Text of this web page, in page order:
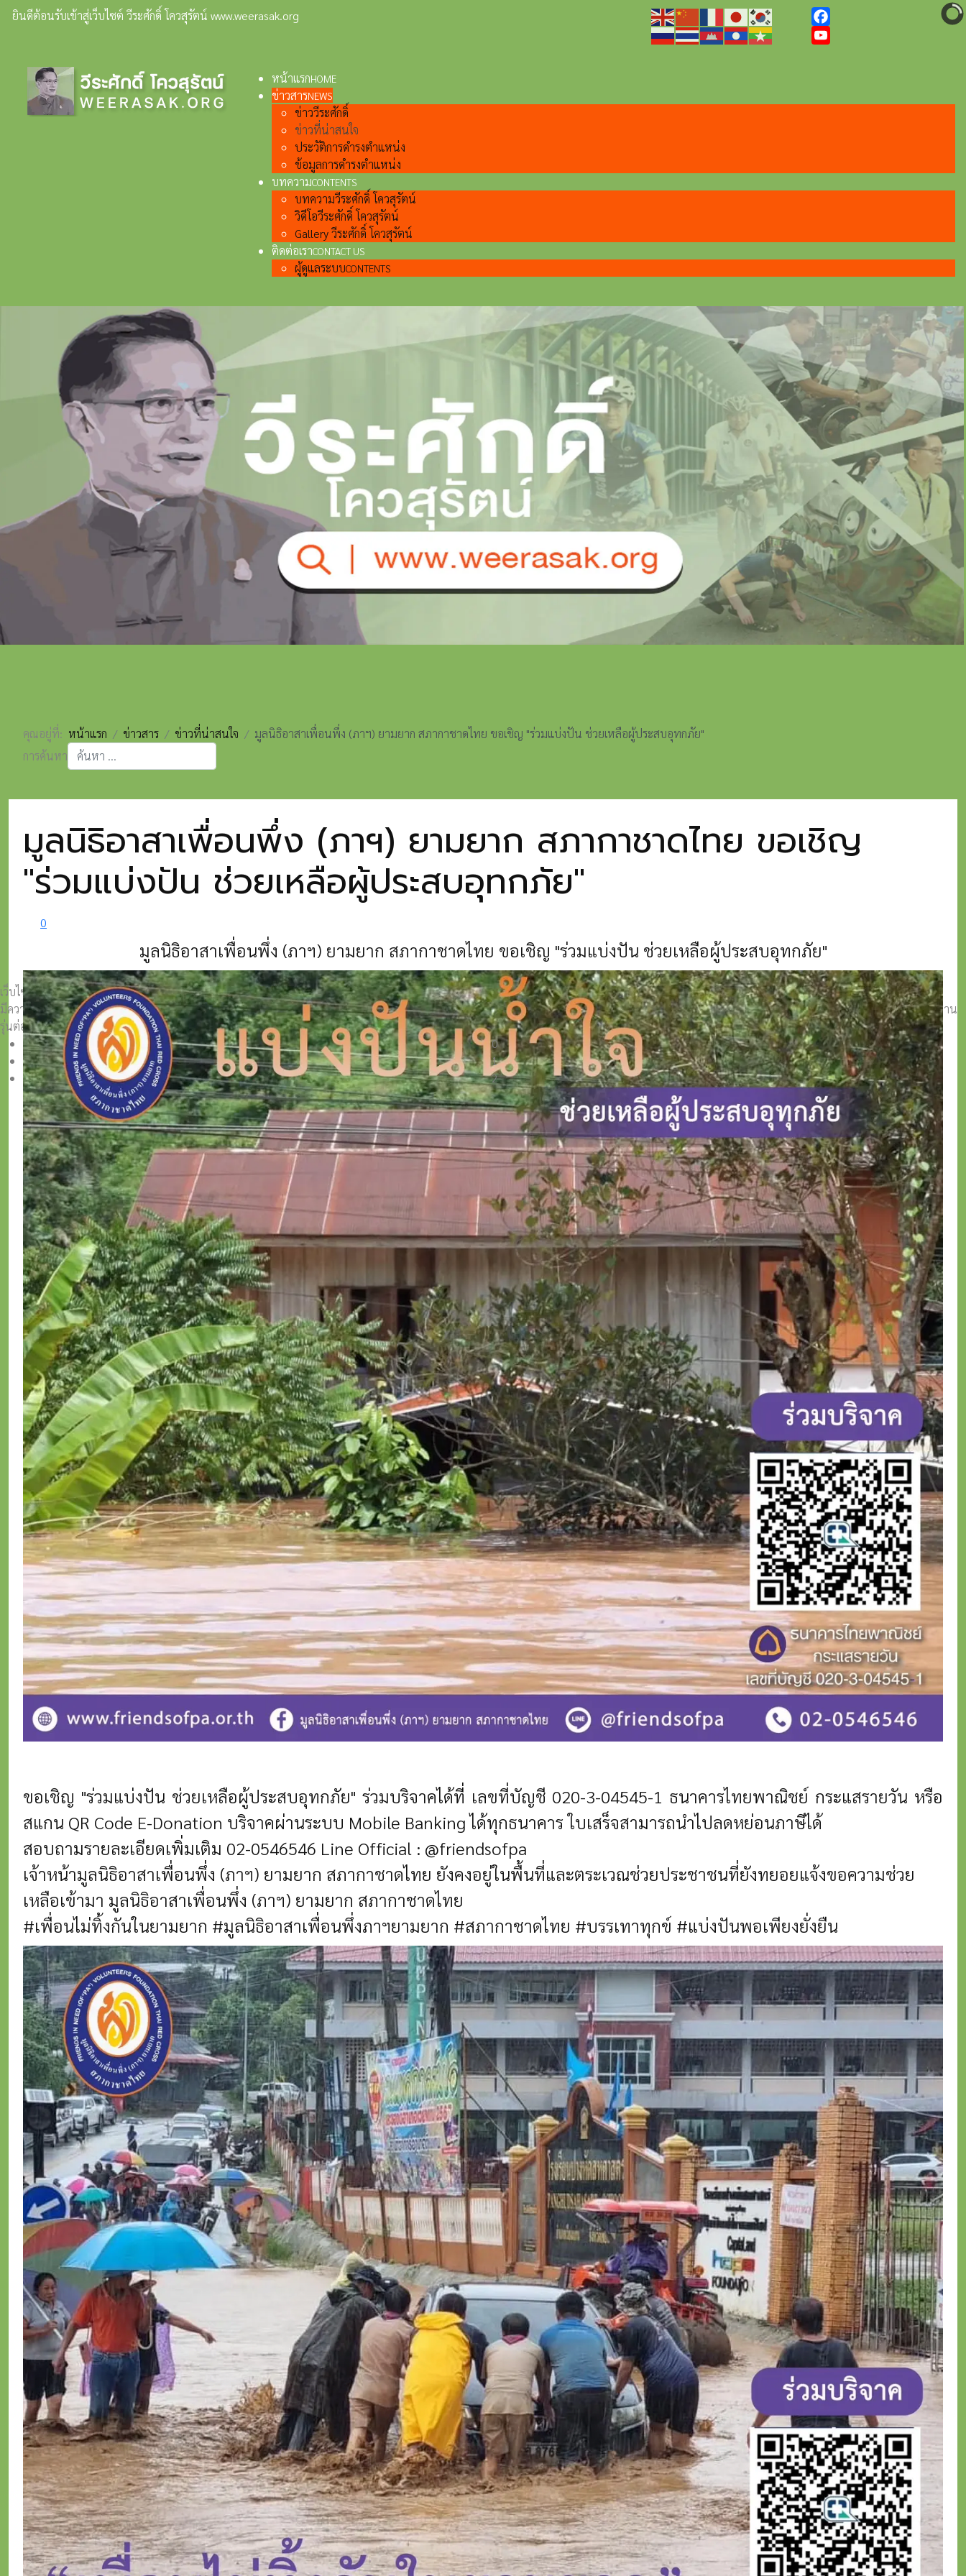
ยินดีต้อนรับเข้าสู่เว็บไซต์ วีระศักดิ์ โควสุรัตน์ www.weerasak.org
Facebook
หน้าแรกHOME
ข่าวสารNEWS
ข่าววีระศักดิ์
ข่าวที่น่าสนใจ
ประวัติการดำรงตำแหน่ง
ข้อมูลการดำรงตำแหน่ง
บทความCONTENTS
บทความวีระศักดิ์ โควสุรัตน์
วิดีโอวีระศักดิ์ โควสุรัตน์
Gallery วีระศักดิ์ โควสุรัตน์
ติดต่อเราCONTACT US
ผู้ดูแลระบบCONTENTS
เว็บไซต์วีระศักดิ์ โควสุรัตน์ www.weerasak.org
มีความมุ่งมั่นเเละตั้งใจในการเผยแพร่เรื่องราวความรู้ความเข้าใจในการสร้างสรรค์สังคมด้วย การพัฒนาด้านเศรษฐกิจสังคมกฎหมายและการปกครอง เพื่อให้เกิดการพัฒนาที่เป็นมิตรกับสิ่งแวดล้อมอย่างยั่งยืนเพื่อลูกหลาน
รุ่นต่อ ๆ ไป
0
1
2
คุณอยู่ที่: หน้าแรก ข่าวสาร ข่าวที่น่าสนใจ
มูลนิธิอาสาเพื่อนพึ่ง (ภาฯ) ยามยาก สภากาชาดไทย ขอเชิญ "ร่วมแบ่งปัน ช่วยเหลือผู้ประสบอุทกภัย"
การค้นหา
มูลนิธิอาสาเพื่อนพึ่ง (ภาฯ) ยามยาก สภากาชาดไทย ขอเชิญ
"ร่วมแบ่งปัน ช่วยเหลือผู้ประสบอุทกภัย"
0
มูลนิธิอาสาเพื่อนพึ่ง (ภาฯ) ยามยาก สภากาชาดไทย ขอเชิญ "ร่วมแบ่งปัน ช่วยเหลือผู้ประสบอุทกภัย"
ขอเชิญ "ร่วมแบ่งปัน ช่วยเหลือผู้ประสบอุทกภัย" ร่วมบริจาคได้ที่ เลขที่บัญชี 020-3-04545-1 ธนาคารไทยพาณิชย์ กระแสรายวัน หรือ
สแกน QR Code E-Donation บริจาคผ่านระบบ Mobile Banking ได้ทุกธนาคารใบเสร็จสามารถนำไปลดหย่อนภาษีได้
สอบถามรายละเอียดเพิ่มเติม 02-0546546 Line Official : @friendsofpa
เจ้าหน้ามูลนิธิอาสาเพื่อนพึ่ง (ภาฯ) ยามยาก สภากาชาดไทย ยังคงอยู่ในพื้นที่และตระเวณช่วยประชาชนที่ยังทยอยแจ้งขอความช่วย
เหลือเข้ามา มูลนิธิอาสาเพื่อนพึ่ง (ภาฯ) ยามยาก สภากาชาดไทย
#เพื่อนไม่ทิ้งกันในยามยาก #มูลนิธิอาสาเพื่อนพึ่งภาฯยามยาก #สภากาชาดไทย #บรรเทาทุกข์ #แบ่งปันพอเพียงยั่งยืน